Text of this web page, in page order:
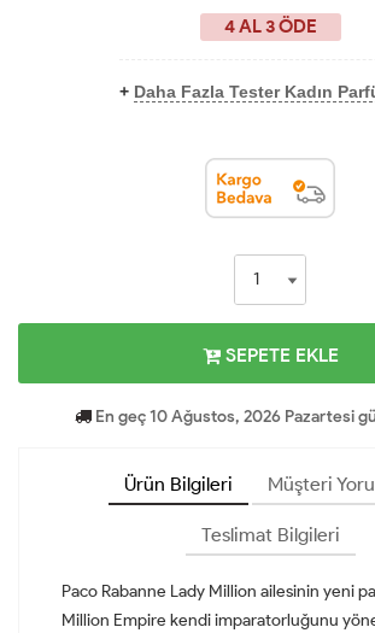
4 AL 3 ÖDE
+ Daha Fazla Tester Kadın
SEPETE EKLE
En geç 10 Ağustos, 2026 Pazartesi
Ürün Bilgileri Müşteri
Teslimat Bilgileri
Paco Rabanne Lady Million ailesinin yeni
Million Empire kendi imparatorluğunu